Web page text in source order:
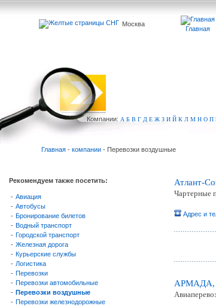
Москва
Главная
Компании: А Б В Г Д Е Ж З И Й К Л М Н О П
Главная- компании- Перевозки воздушные
Рекомендуем также посетить:
- Авиация
- Автобусы
- Бронирование билетов
- Водный транспорт
- Городской транспорт
- Железная дорога
- Курьерские службы
- Логистика
- Перевозки
- Перевозки автомобильные
- Перевозки воздушные
- Перевозки железнодорожные
Атлант-
Чартерные
Адрес и